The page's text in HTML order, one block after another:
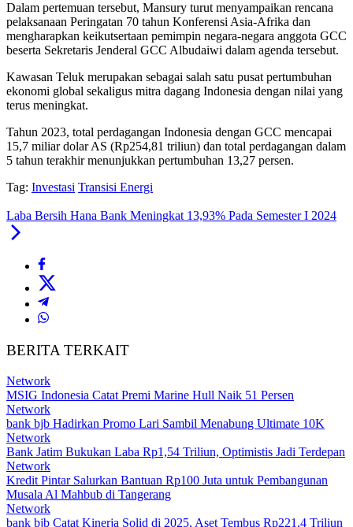
Dalam pertemuan tersebut, Mansury turut menyampaikan rencana
pelaksanaan Peringatan 70 tahun Konferensi Asia-Afrika dan
mengharapkan keikutsertaan pemimpin negara-negara anggota GCC
beserta Sekretaris Jenderal GCC Albudaiwi dalam agenda tersebut.
Kawasan Teluk merupakan sebagai salah satu pusat pertumbuhan
ekonomi global sekaligus mitra dagang Indonesia dengan nilai yang
terus meningkat.
Tahun 2023, total perdagangan Indonesia dengan GCC mencapai
15,7 miliar dolar AS (Rp254,81 triliun) dan total perdagangan dalam
5 tahun terakhir menunjukkan pertumbuhan 13,27 persen.
Tag: Investasi Transisi Energi
Laba Bersih Hana Bank Meningkat 13,93% Pada Semester I 2024
BERITA TERKAIT
Network
MSIG Indonesia Catat Premi Marine Hull Naik 51 Persen
Network
bank bjb Hadirkan Promo Lari Sambil Menabung Ultimate 10K
Network
Bank Jatim Bukukan Laba Rp1,54 Triliun, Optimistis Jadi Terdepan
Network
Kredit Pintar Salurkan Bantuan Rp100 Juta untuk Pembangunan
Musala Al Mahbub di Tangerang
Network
bank bjb Catat Kinerja Solid di 2025, Aset Tembus Rp221,4 Triliun